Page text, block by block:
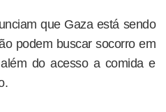
que Gaza está sendo
podem buscar socorro em
do acesso a comida e